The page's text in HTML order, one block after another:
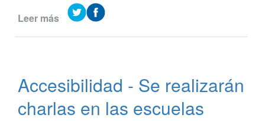
Leer más de
Potabilizadora
de
Agua
Accesibilidad - Se realizarán
charlas en las escuelas